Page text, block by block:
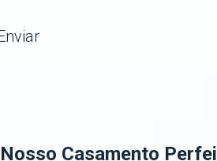
Casamento